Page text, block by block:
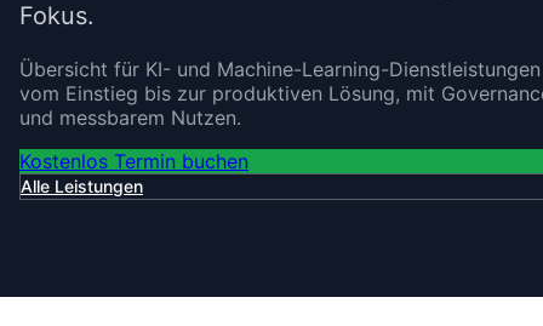
Fokus.
Übersicht für KI- und Machine-Learning-
vom Einstieg bis zur produktiven Lösung, mit
und messbarem Nutzen.
Kostenlos Termin buchen
Alle Leistungen